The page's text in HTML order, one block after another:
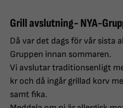
Grill avslutning- NYA-
Då var det dags för vår sista
Gruppen innan sommaren.
Vi avslutar traditionsenligt
kr och då ingår grillad korv
samt fika.